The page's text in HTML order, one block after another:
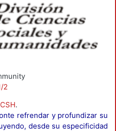
2
.
refrendar y profundizar su
desde su especificidad